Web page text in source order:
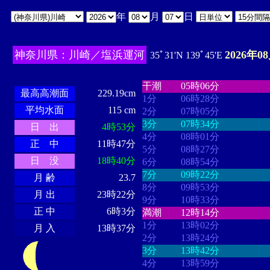
年 月 日
神奈川県：川崎／塩浜運河 35ﾟ31'N 139ﾟ45'E 2026年
最高高潮面
229.19cm
平均水面
115 cm
日 出
4時53分
正 中
11時47分
日 没
18時40分
月 齢
23.7
月 出
23時22分
正 中
6時3分
月 入
13時37分
干潮
05時06分
1分
06時28分
2分
07時05分
3分
07時34分
4分
08時01分
5分
08時27分
6分
08時54分
7分
09時22分
8分
09時53分
9分
10時33分
満潮
12時14分
1分
13時02分
2分
13時24分
3分
13時42分
4分
13時59分